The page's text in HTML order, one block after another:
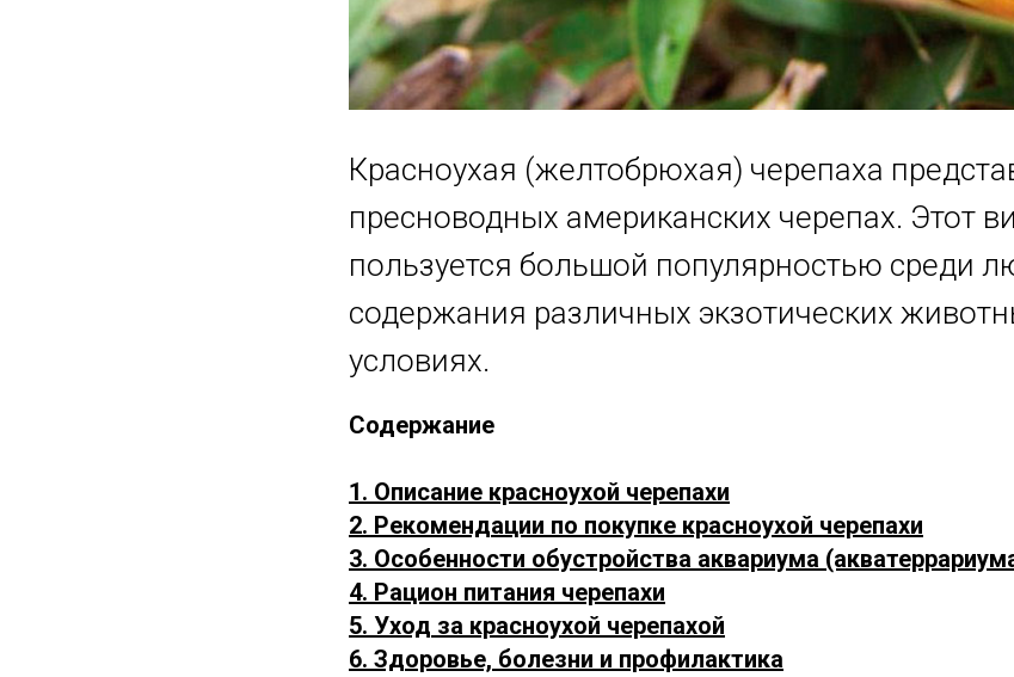
Красноухая (желтобрюхая) черепаха
пресноводных американских черепах. Этот
пользуется большой популярностью среди
содержания различных экзотических
условиях.
Содержание
1. Описание красноухой черепахи
2. Рекомендации по покупке красноухой черепахи
3. Особенности обустройства аквариума
4. Рацион питания черепахи
5. Уход за красноухой черепахой
6. Здоровье, болезни и профилактика